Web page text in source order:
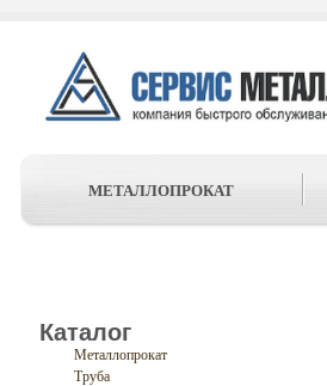
МЕТАЛЛОПРОКАТ
Каталог
Металлопрокат
Труба